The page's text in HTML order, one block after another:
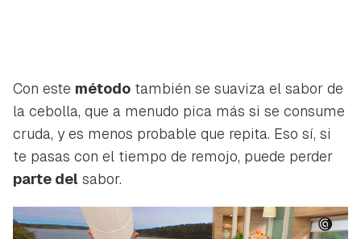
Con este método también se suaviza el sabor de
la cebolla, que a menudo pica más si se consume
cruda, y es menos probable que repita. Eso sí, si
te pasas con el tiempo de remojo, puede perder
parte del sabor.